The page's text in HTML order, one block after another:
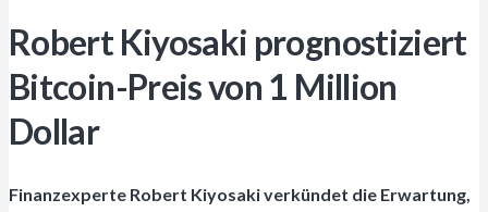
Robert Kiyosaki prognostiziert
Bitcoin-Preis von 1 Million
Dollar
Finanzexperte Robert Kiyosaki verkündet die Erwartung,